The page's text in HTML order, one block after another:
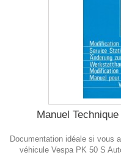
Manuel
Documentation idéale si vous
véhicule Vespa PK 50 S